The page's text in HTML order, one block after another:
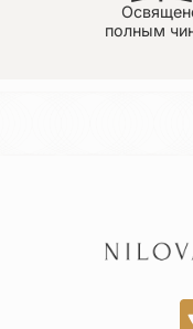
полным